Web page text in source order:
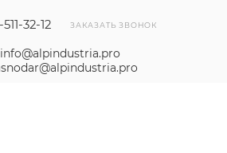
32-12 ЗАКАЗАТЬ ЗВОНОК
info@alpindustria.pro